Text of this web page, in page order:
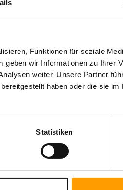
Funktionen für soziale
wir Informationen zu Ihrer
weiter. Unsere Partner
haben oder die sie im
Statistiken